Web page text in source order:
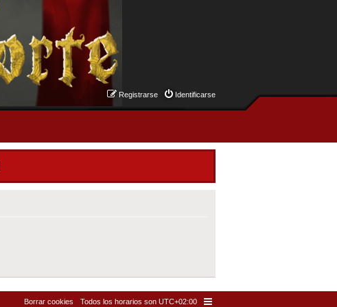
Identificarse
Registrarse
Todos los horarios son UTC+02:00
Borrar cookies